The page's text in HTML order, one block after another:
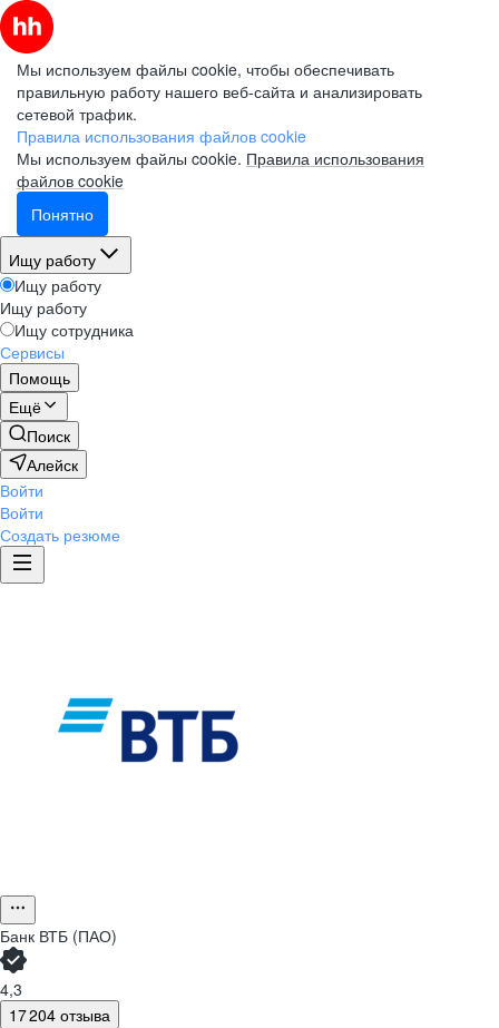
Мы используем файлы cookie, чтобы обеспечивать
правильную работу нашего веб-сайта и анализировать
сетевой трафик.
Правила использования файлов cookie
Мы используем файлы cookie. Правила использования
файлов cookie
Понятно
Ищу работу
Ищу работу
Ищу работу
Ищу сотрудника
Сервисы
Помощь
Ещё
Поиск
Алейск
Войти
Войти
Создать резюме
Банк ВТБ (ПАО)
4,3
17 204 отзыва